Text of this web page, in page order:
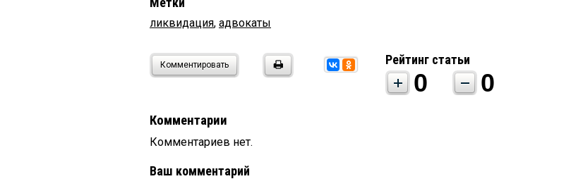
ликвидация, адвокаты
Комментировать Рейтинг статьи
0 0
Комментарии
Комментариев нет.
Ваш комментарий